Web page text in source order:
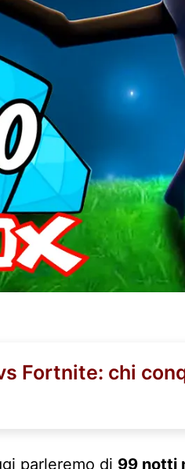
Fortnite: chi
parleremo di 99 notti